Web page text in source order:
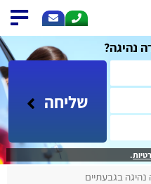
נהיגה?
שליחה
.
נהיגה בגבעתיים